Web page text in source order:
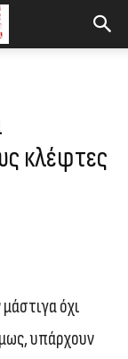
κλέφτες
όχι
υπάρχουν